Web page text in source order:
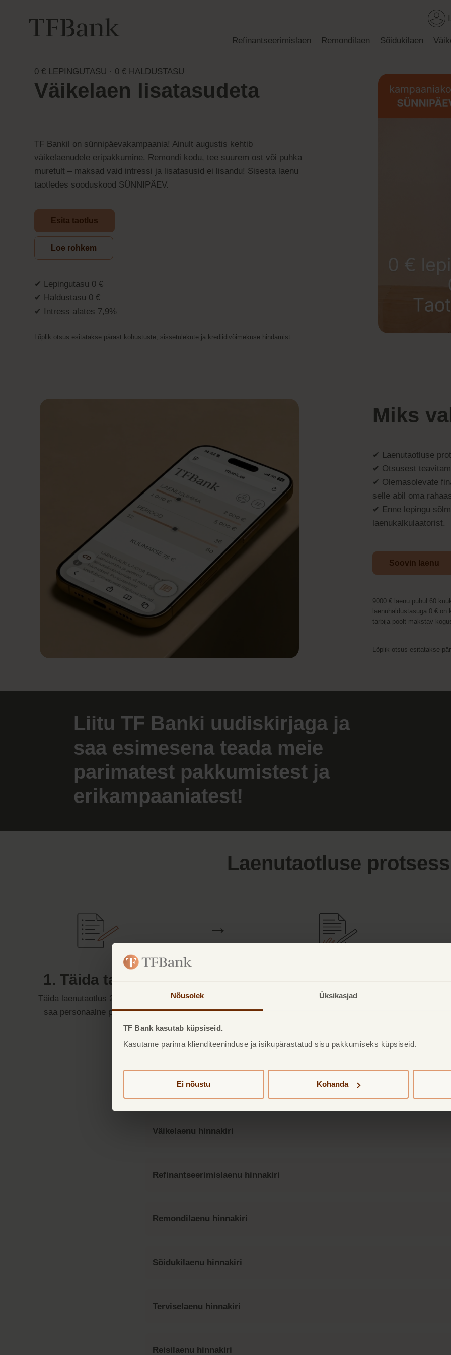
Nõusolek Üksikasjad
TF Bank kasutab küpsiseid.
Kasutame parima klienditeeninduse ja isikupärastatud sisu pakkumiseks küpsiseid.
Ei nõustu Kohanda
Refinantseerimislaen Remondilaen Sõidukilaen
0 € LEPINGUTASU · 0 € HALDUSTASU
Väikelaen lisatasudeta
TF Bankil on sünnipäevakampaania! Ainult augustis kehtib
väikelaenudele eripakkumine. Remondi kodu, tee suurem ost või puhka
muretult – maksad vaid intressi ja lisatasusid ei lisandu! Sisesta laenu
taotledes sooduskood SÜNNIPÄEV.
Esita taotlus
Loe rohkem
✔ Lepingutasu 0 €
✔ Haldustasu 0 €
✔ Intress alates 7,9%
Lõplik otsus esitatakse pärast kohustuste, sissetulekute ja krediidivõimekuse hindamist.
Miks
✔ Laenutaotluse
✔ Otsusest
✔ Olemasolevate
selle abil oma
✔ Enne lepingu
laenukalkulaatorist.
Soovin laenu
9000 € laenu puhul 60
laenuhaldustasuga 0 € on
tarbija poolt makstav
Lõplik otsus esitatakse
Liitu TF Banki uudiskirjaga ja
saa esimesena teada meie
parimatest pakkumistest ja
erikampaaniatest!
Laenutaotluse protsess
1. Täida taotlus
Täida laenutaotlus 2 minutiga ja
saa personaalne pakkumine.
→
leping
Väikelaenu tingimused ja
Väikelaenu hinnakiri
Refinantseerimislaenu hinnakiri
Remondilaenu hinnakiri
Sõidukilaenu hinnakiri
Terviselaenu hinnakiri
Reisilaenu hinnakiri